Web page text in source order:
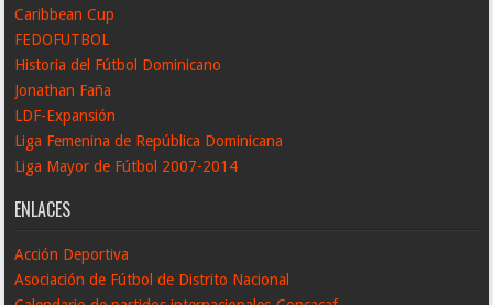
Caribbean Cup
FEDOFUTBOL
Historia del Fútbol Dominicano
Jonathan Faña
LDF-Expansión
Liga Femenina de República Dominicana
Liga Mayor de Fútbol 2007-2014
ENLACES
Acción Deportiva
Asociación de Fútbol de Distrito Nacional